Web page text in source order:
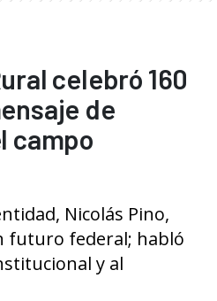
celebró 160
de
campo
Nicolás Pino,
futuro federal; habló
y al